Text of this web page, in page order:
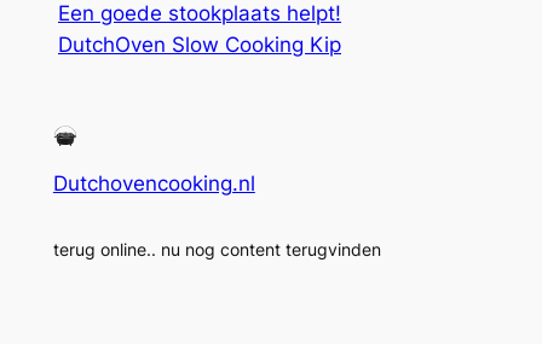
Een goede stookplaats helpt!
DutchOven Slow Cooking Kip
Dutchovencooking.nl
terug online.. nu nog content terugvinden